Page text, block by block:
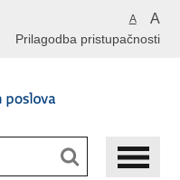
A A
Prilagodba pristupačnosti